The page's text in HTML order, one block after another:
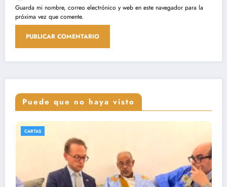
Guarda mi nombre, correo electrónico y web en este navegador para la
próxima vez que comente.
Puede que no haya visto
PRENSA